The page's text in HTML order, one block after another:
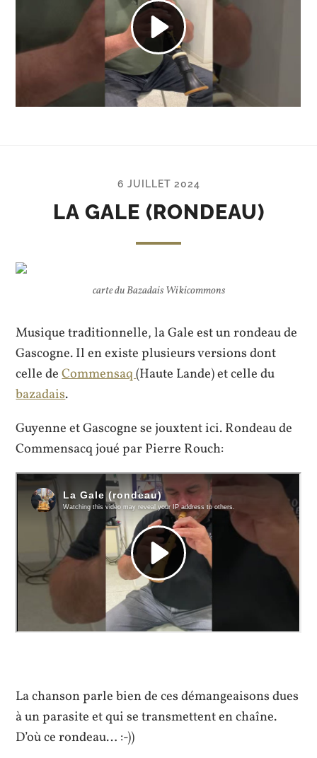
6 JUILLET 2024
LA GALE (RONDEAU)
carte du Bazadais Wikicommons
Musique traditionnelle, la Gale est un rondeau de
Gascogne. Il en existe plusieurs versions dont
celle deCommensaq(Haute Lande) et celle du
bazadais.
Guyenne et Gascogne se jouxtent ici. Rondeau de
Commensacq joué par Pierre Rouch:
La chanson parle bien de ces démangeaisons dues
à un parasite et qui se transmettent en chaîne.
D’où ce rondeau… :-))